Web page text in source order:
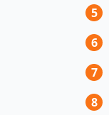
5
6
7
8